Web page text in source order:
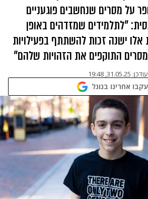
על מסרים שנחשבים פוגעניים
"לתלמידים שמזדהים באופן
אלו ישנה זכות להשתתף בפעילויות
התוקפים את הזהויות שלהם"
עודכן: 31.05.25, 19:48
עקבו אחרינו בגוגל